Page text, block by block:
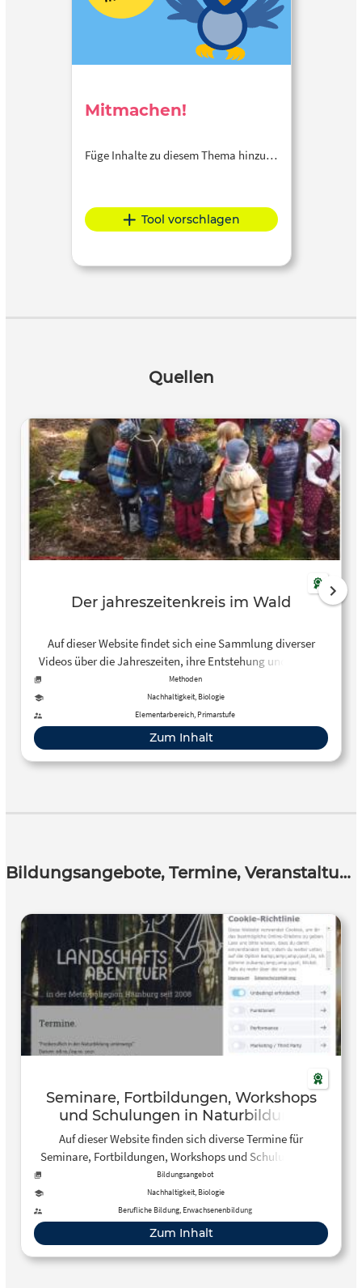
Mitmachen!
Füge Inhalte zu diesem Thema hinzu…
Tool vorschlagen
Quellen
Der jahreszeitenkreis im Wald
Auf dieser Website findet sich eine Sammlung diverser
Videos über die Jahreszeiten, ihre Entstehung und wie sie
sich in der Natur äußern.
Methoden
Nachhaltigkeit, Biologie
Elementarbereich, Primarstufe
Zum Inhalt
Bildungsangebote, Termine, Veranstaltungen
Seminare, Fortbildungen, Workshops
und Schulungen in Naturbildung,
Naturpädagogik und Draußenschule –
Landschaftsabenteuer, Naturbildung,
Draußenschule in der Metropolregion
Hamburg
Auf dieser Website finden sich diverse Termine für
Seminare, Fortbildungen, Workshops und Schulungen in
Naturbildung, Naturpädagogik und Draußenschule.
Bildungsangebot
Nachhaltigkeit, Biologie
Berufliche Bildung, Erwachsenenbildung
Zum Inhalt